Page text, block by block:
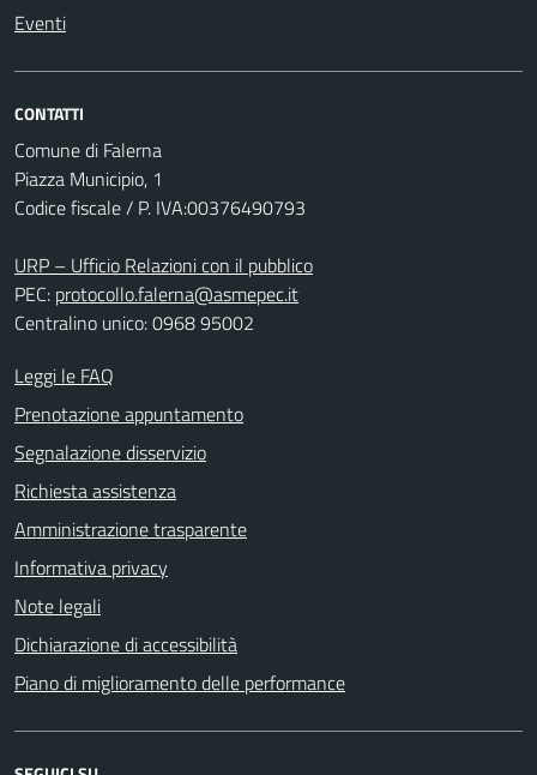
Eventi
CONTATTI
Comune di Falerna
Piazza Municipio, 1
Codice fiscale / P. IVA:00376490793
URP – Ufficio Relazioni con il pubblico
PEC: protocollo.falerna@asmepec.it
Centralino unico: 0968 95002
Leggi le FAQ
Prenotazione appuntamento
Segnalazione disservizio
Richiesta assistenza
Amministrazione trasparente
Informativa privacy
Note legali
Dichiarazione di accessibilità
Piano di miglioramento delle performance